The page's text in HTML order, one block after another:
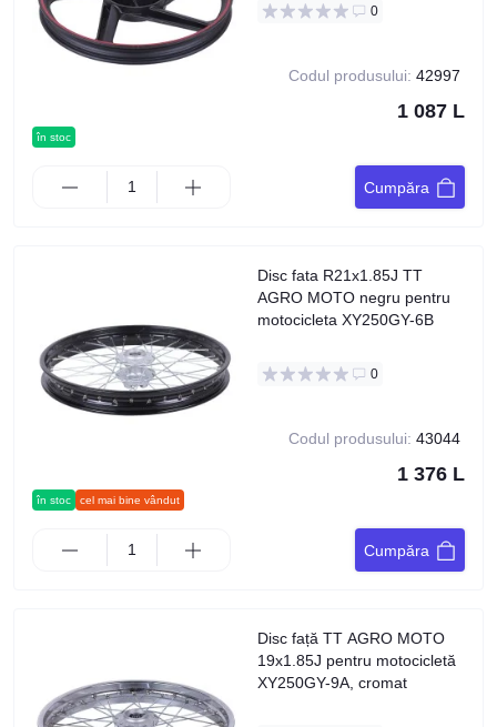
în stoc
0
Codul produsului: 42997
1 087 L
Cumpăra
în stoc cel mai bine vândut
Disc fata R21x1.85J TT
AGRO MOTO negru pentru
motocicleta XY250GY-6B
0
Codul produsului: 43044
1 376 L
Cumpăra
Disc față TT AGRO MOTO
19x1.85J pentru motocicletă
XY250GY-9A, cromat